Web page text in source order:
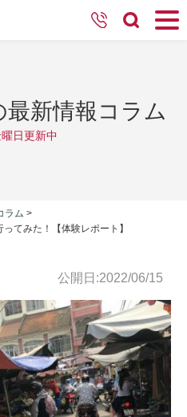
新情報コラム
日更新中
ラム >
てみた！【体験レポート】
公開日:2022/06/15